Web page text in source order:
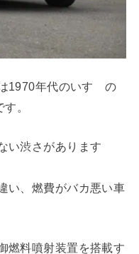
1970年代のいすゞの
。
い渋さがあります
い、燃費がバカ悪い車
燃料噴射装置を搭載す